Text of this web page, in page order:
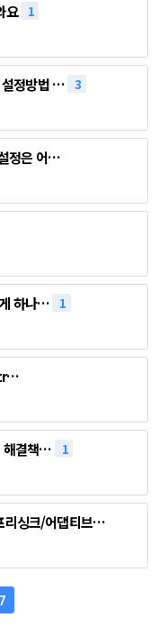
요 1
설정방법 … 3
정은 어…
하나… 1
해결책… 1
리싱크/어댑티브…
7